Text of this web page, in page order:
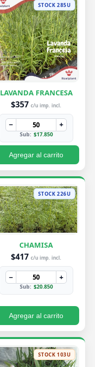
STOCK 285U
LAVANDA FRANCESA
$357 c/u imp. incl.
− +
Sub: $17.850
Agregar al carrito
STOCK 226U
CHAMISA
$417 c/u imp. incl.
− +
Sub: $20.850
Agregar al carrito
STOCK 103U